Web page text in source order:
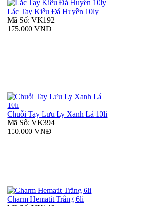
Lắc Tay Kiểu Đá Huyền 10ly
Mã Số: VK192
175.000 VNĐ
Chuỗi Tay Lưu Ly Xanh Lá 10li
Mã Số: VK394
150.000 VNĐ
Charm Hematit Trắng 6li